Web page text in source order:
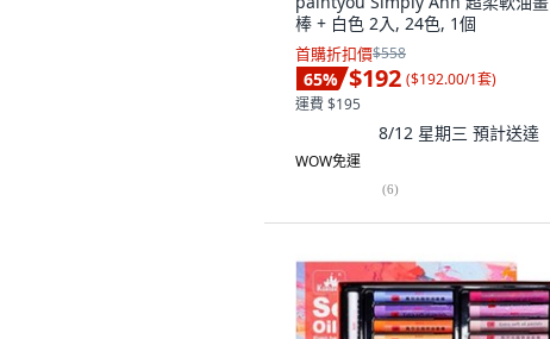
棒 + 白色 2入, 24色, 1個
首購折扣價$558
65% $192 ($192.00/1套)
運費 $195
8/12 星期三 預計送達
WOW免運
(6)